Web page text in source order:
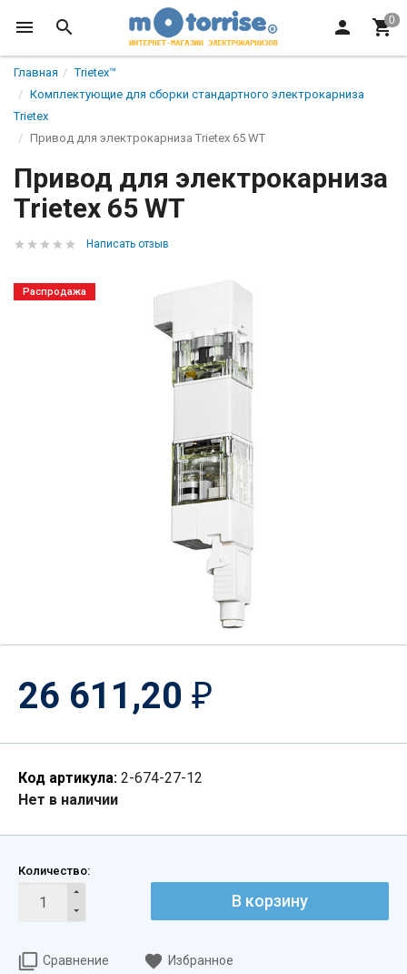
Главная
Trietex™
Комплектующие для сборки стандартного электрокарниза
Trietex
Привод для электрокарниза Trietex 65 WT
Привод для электрокарниза
Trietex 65 WT
Написать отзыв
Распродажа
26 611,20 ₽
Код артикула: 2-674-27-12
Нет в наличии
Количество:
В корзину
Сравнение Избранное